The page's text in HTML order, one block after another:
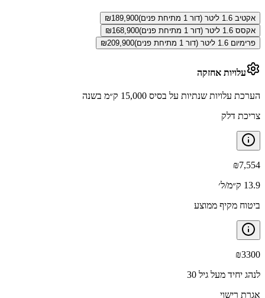
אקטיב 1.6 ליטר (דור 1 מתיחת פנים) ₪189,900
אקסס 1.6 ליטר (דור 1 מתיחת פנים)
₪168,900
פרימיום 1.6 ליטר (דור 1 מתיחת פנים)
₪209,900
עלויות אחזקה
הערכת עלויות שנתיות על בסיס 15,000 ק״מ בשנה
צריכת דלק
₪7,554
13.9 ק״מ/ל׳
ביטוח מקיף ממוצע
₪3300
לנהג יחיד מעל גיל 30
אגרת רישוי